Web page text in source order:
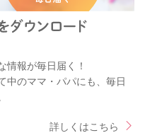
情報が毎日届く！
中のママ・パパにも、毎日
詳しくはこちら